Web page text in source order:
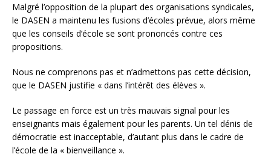
Malgré l’opposition de la plupart des organisations syndicales,
le DASEN a maintenu les fusions d’écoles prévue, alors même
que les conseils d’école se sont prononcés contre ces
propositions.
Nous ne comprenons pas et n’admettons pas cette décision,
que le DASEN justifie « dans l’intérêt des élèves ».
Le passage en force est un très mauvais signal pour les
enseignants mais également pour les parents. Un tel dénis de
démocratie est inacceptable, d’autant plus dans le cadre de
l’école de la « bienveillance ».